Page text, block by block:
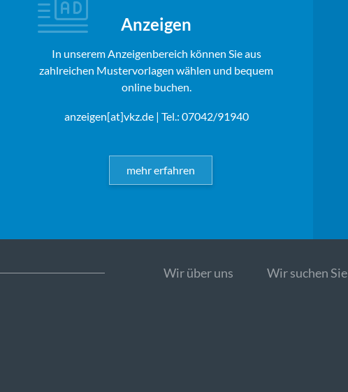
Anzeigen
In unserem Anzeigenbereich können Sie aus
zahlreichen Mustervorlagen wählen und bequem
online buchen.
anzeigen[at]vkz.de| Tel.: 07042/91940
mehr erfahren
Wir über uns Wir suchen Sie